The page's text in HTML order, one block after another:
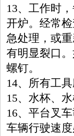
13、工作时
开炉。经常
急处理，或
有明显裂口
螺钉。
14、所有工
15、水杯、
16、平台叉
车辆行驶速度